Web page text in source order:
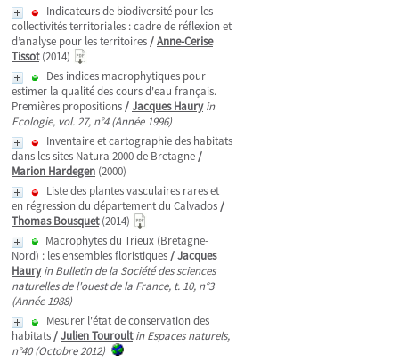
Indicateurs de biodiversité pour les
collectivités territoriales : cadre de réflexion et
d’analyse pour les territoires/Anne-Cerise
Tissot(2014)
Des indices macrophytiques pour
estimer la qualité des cours d'eau français.
Premières propositions/Jacques Haury in
Ecologie, vol. 27, n°4 (Année 1996)
Inventaire et cartographie des habitats
dans les sites Natura 2000 de Bretagne/
Marion Hardegen (2000)
Liste des plantes vasculaires rares et
en régression du département du Calvados/
Thomas Bousquet(2014)
Macrophytes du Trieux (Bretagne-
Nord) : les ensembles floristiques/Jacques
Haury in Bulletin de la Société des sciences
naturelles de l'ouest de la France, t. 10, n°3
(Année 1988)
Mesurer l'état de conservation des
habitats/Julien Touroult in Espaces naturels,
n°40 (Octobre 2012)